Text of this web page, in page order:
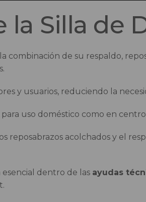
la Silla de
la combinación de su respaldo,
y usuarios, reduciendo la
uso doméstico como en
reposabrazos acolchados y el
dentro de las ayudas